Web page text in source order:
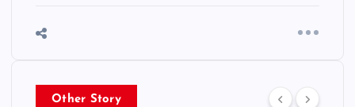
Other Story